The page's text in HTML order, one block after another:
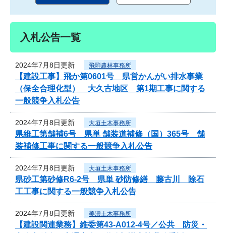
入札公告一覧
2024年7月8日更新 飛騨農林事務所
【建設工事】飛か第0601号 県営かんがい排水事業
（保全合理化型） 大久古地区 第1期工事に関する
一般競争入札公告
2024年7月8日更新 大垣土木事務所
県維工第舗補6号 県単 舗装道補修（国）365号 舗
装補修工事に関する一般競争入札公告
2024年7月8日更新 大垣土木事務所
県砂工第砂修R6-2号 県単 砂防修繕 藤古川 除石
工工事に関する一般競争入札公告
2024年7月8日更新 美濃土木事務所
【建設関連業務】維委第43-A012-4号／公共 防災・